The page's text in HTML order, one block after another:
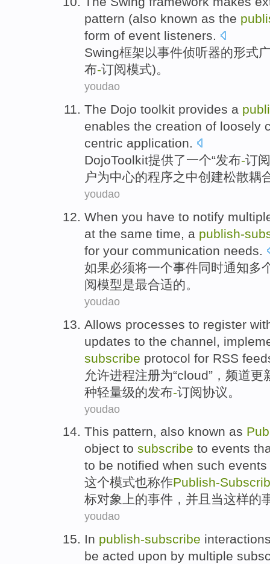
pattern (also known as the
form of event listeners.
Swing框架以事件侦听器的形式
布-订阅模式)。
youdao
The Dojo toolkit provides a
enables the creation of loosely
centric application.
DojoToolkit提供了一个“发布-订阅
户为中心的程序之中创建松散耦
youdao
When you have to notify
at the same time, a publish-
for your communication needs.
如果必须将一个事件同时通知多
阅模型是最合适的。
youdao
Allows processes to register
updates to the channel
subscribe protocol for RSS
允许进程注册为“cloud”， 频道更
种轻量级的发布-订阅协议 。
youdao
This pattern, also known as
object to subscribe to events
to be notified when such events
这个模式也称作Publish-
标对象上的事件 ， 并且 当这样的
youdao
In publish-subscribe
be acted upon by multiple